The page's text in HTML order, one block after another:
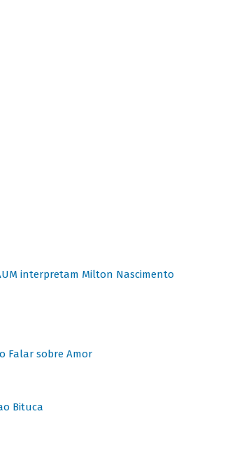
interpretam Milton Nascimento
Falar sobre Amor
Bituca